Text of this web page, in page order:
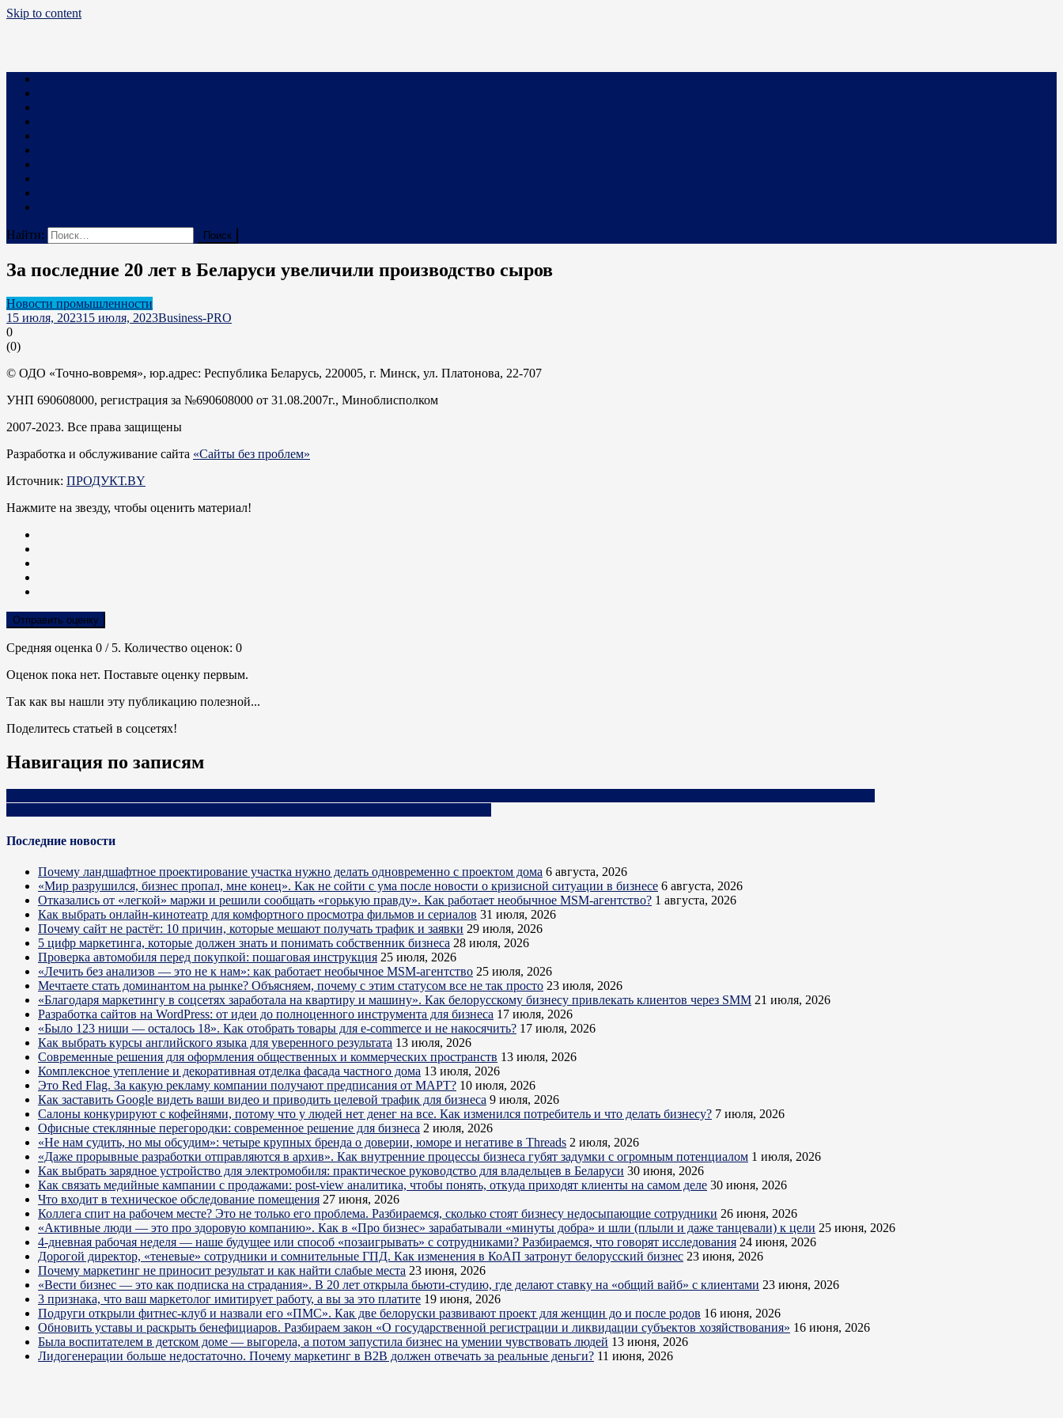
Skip to content
Business PRO
Новости про бизнес и не только
Найти:
За последние 20 лет в Беларуси увеличили производство сыров
Новости промышленности
15 июля, 202315 июля, 2023Business-PRO
0
(0)
© ОДО «Точно-вовремя», юр.адрес: Республика Беларусь, 220005, г. Минск, ул. Платонова, 22-707
УНП 690608000, регистрация за №690608000 от 31.08.2007г., Миноблисполком
2007-2023. Все права защищены
Разработка и обслуживание сайта «Сайты без проблем»
Источник: ПРОДУКТ.BY
Нажмите на звезду, чтобы оценить материал!
Отправить оценку
Средняя оценка 0 / 5. Количество оценок: 0
Оценок пока нет. Поставьте оценку первым.
Так как вы нашли эту публикацию полезной...
Поделитесь статьей в соцсетях!
Навигация по записям
Последние новости
Почему ландшафтное проектирование участка нужно делать одновременно с проектом дома 6 августа, 2026
«Мир разрушился, бизнес пропал, мне конец». Как не сойти с ума после новости о кризисной ситуации в бизнесе 6 августа, 2026
Отказались от «легкой» маржи и решили сообщать «горькую правду». Как работает необычное MSM-агентство? 1 августа, 2026
Как выбрать онлайн-кинотеатр для комфортного просмотра фильмов и сериалов 31 июля, 2026
Почему сайт не растёт: 10 причин, которые мешают получать трафик и заявки 29 июля, 2026
5 цифр маркетинга, которые должен знать и понимать собственник бизнеса 28 июля, 2026
Проверка автомобиля перед покупкой: пошаговая инструкция 25 июля, 2026
«Лечить без анализов — это не к нам»: как работает необычное MSM-агентство 25 июля, 2026
Мечтаете стать доминантом на рынке? Объясняем, почему с этим статусом все не так просто 23 июля, 2026
«Благодаря маркетингу в соцсетях заработала на квартиру и машину». Как белорусскому бизнесу привлекать клиентов через SMM 21 июля, 2026
Разработка сайтов на WordPress: от идеи до полноценного инструмента для бизнеса 17 июля, 2026
«Было 123 ниши — осталось 18». Как отобрать товары для e-commerce и не накосячить? 17 июля, 2026
Как выбрать курсы английского языка для уверенного результата 13 июля, 2026
Современные решения для оформления общественных и коммерческих пространств 13 июля, 2026
Комплексное утепление и декоративная отделка фасада частного дома 13 июля, 2026
Это Red Flag. За какую рекламу компании получают предписания от МАРТ? 10 июля, 2026
Как заставить Google видеть ваши видео и приводить целевой трафик для бизнеса 9 июля, 2026
Салоны конкурируют с кофейнями, потому что у людей нет денег на все. Как изменился потребитель и что делать бизнесу? 7 июля, 2026
Офисные стеклянные перегородки: современное решение для бизнеса 2 июля, 2026
«Не нам судить, но мы обсудим»: четыре крупных бренда о доверии, юморе и негативе в Threads 2 июля, 2026
«Даже прорывные разработки отправляются в архив». Как внутренние процессы бизнеса губят задумки с огромным потенциалом 1 июля, 2026
Как выбрать зарядное устройство для электромобиля: практическое руководство для владельцев в Беларуси 30 июня, 2026
Как связать медийные кампании с продажами: post-view аналитика, чтобы понять, откуда приходят клиенты на самом деле 30 июня, 2026
Что входит в техническое обследование помещения 27 июня, 2026
Коллега спит на рабочем месте? Это не только его проблема. Разбираемся, сколько стоят бизнесу недосыпающие сотрудники 26 июня, 2026
«Активные люди — это про здоровую компанию». Как в «Про бизнес» зарабатывали «минуты добра» и шли (плыли и даже танцевали) к цели 25 июня, 2026
4-дневная рабочая неделя — наше будущее или способ «позаигрывать» с сотрудниками? Разбираемся, что говорят исследования 24 июня, 2026
Дорогой директор, «теневые» сотрудники и сомнительные ГПД. Как изменения в КоАП затронут белорусский бизнес 23 июня, 2026
Почему маркетинг не приносит результат и как найти слабые места 23 июня, 2026
«Вести бизнес — это как подписка на страдания». В 20 лет открыла бьюти-студию, где делают ставку на «общий вайб» с клиентами 23 июня, 2026
3 признака, что ваш маркетолог имитирует работу, а вы за это платите 19 июня, 2026
Подруги открыли фитнес-клуб и назвали его «ПМС». Как две белоруски развивают проект для женщин до и после родов 16 июня, 2026
Обновить уставы и раскрыть бенефициаров. Разбираем закон «О государственной регистрации и ликвидации субъектов хозяйствования» 16 июня, 2026
Была воспитателем в детском доме — выгорела, а потом запустила бизнес на умении чувствовать людей 13 июня, 2026
Лидогенерации больше недостаточно. Почему маркетинг в B2B должен отвечать за реальные деньги? 11 июня, 2026